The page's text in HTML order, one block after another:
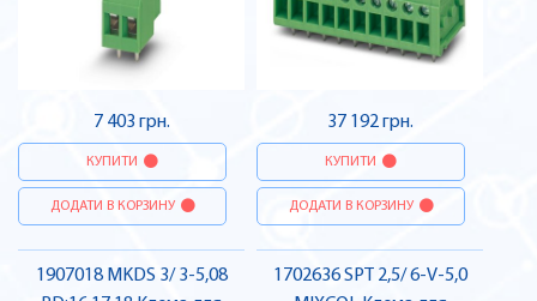
7 403 грн.
КУПИТИ
ДОДАТИ В КОРЗИНУ
37 192 грн.
КУПИТИ
ДОДАТИ В КОРЗИНУ
1907018 MKDS 3/ 3-5,08
1702636 SPT 2,5/ 6-V-5,0